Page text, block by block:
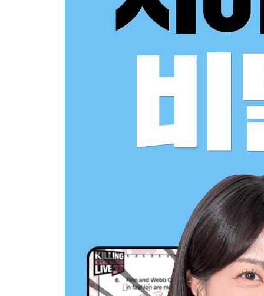
Playlist 10 익숙해져야 할 공지/방송
Playlist 1 최빈출 기출 정답 VOCA ①
Playlist 2 최빈출 기출 정답 VOCA ②
Playlist 4 최빈출 기출 정답 VOCA ④
Playlist 7 최빈출 기출 정답 VOCA ⑦
Playlist 9 최빈출 기출 정답 Collocation ②
Playlist 10 최빈출 기출 정답 Collocation ③
정답 및 해설 (책속의책)
■ 온라인 부가 학습 자료 (lab.siwonschool.com)